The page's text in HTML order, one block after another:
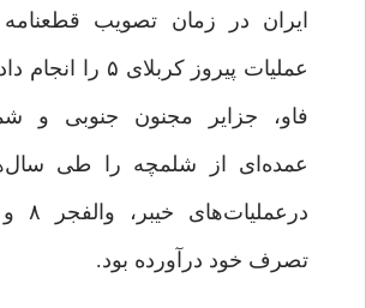
عملیات پیروز
فاو، جزایر مجنون جنوبی و
تصرف خود درآورده بود.